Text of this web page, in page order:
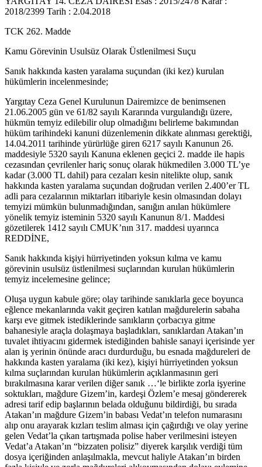
2018/2399 Tarih : 2.04.2018
TCK 262. Madde
Kamu Görevinin Usulsüz Olarak Üstlenilmesi Suçu
Sanık hakkında kasten yaralama suçundan (iki kez) kurulan
hükümlerin incelenmesinde;
Yargıtay Ceza Genel Kurulunun Dairemizce de benimsenen
21.06.2005 gün ve 61/82 sayılı Kararında vurgulandığı üzere,
hükmün temyiz edilebilir olup olmadığını belirleme bakımından
hüküm tarihindeki kanuni düzenlemenin dikkate alınması gerektiği,
14.04.2011 tarihinde yürürlüğe giren 6217 sayılı Kanunun 26.
maddesiyle 5320 sayılı Kanuna eklenen geçici 2. madde ile hapis
cezasından çevrilenler hariç sonuç olarak hükmedilen 3.000 TL’ye
kadar (3.000 TL dahil) para cezaları kesin nitelikte olup, sanık
hakkında kasten yaralama suçundan doğrudan verilen 2.400’er TL
adli para cezalarının miktarları itibariyle kesin olmasından dolayı
temyizi mümkün bulunmadığından, sanığın anılan hükümlere
yönelik temyiz isteminin 5320 sayılı Kanunun 8/1. Maddesi
gözetilerek 1412 sayılı CMUK’nın 317. maddesi uyarınca
REDDİNE,
Sanık hakkında kişiyi hürriyetinden yoksun kılma ve kamu
görevinin usulsüz üstlenilmesi suçlarından kurulan hükümlerin
temyiz incelemesine gelince;
Oluşa uygun kabule göre; olay tarihinde sanıklarla gece boyunca
eğlence mekanlarında vakit geçiren katılan mağdurelerin sabaha
karşı eve gitmek istediklerinde sanıkların çorbacıya gitme
bahanesiyle araçla dolaşmaya başladıkları, sanıklardan Atakan’ın
tuvalet ihtiyacını gidermek istediğinden bahisle sanayi içerisinde yer
alan iş yerinin önünde aracı durdurduğu, bu esnada mağdureleri de
hakkında kasten yaralama (iki kez), kişiyi hürriyetinden yoksun
kılma suçlarından kurulan hükümlerin açıklanmasının geri
bırakılmasına karar verilen diğer sanık …‘le birlikte zorla işyerine
soktukları, mağdure Gizem’in, kardeşi Özlem’e mesaj göndererek
adresi tarif edip başlarının belada olduğunu bildirdiği, bu sırada
Atakan’ın mağdure Gizem’in babası Vedat’ın telefon numarasını
alıp onu arayarak kızları teslim alması için çağırdığı ve olay yerine
gelen Vedat’la çıkan tartışmada polise haber verilmesini isteyen
Vedat’a Atakan’ın “bizzaten polisiz” diyerek karşılık verdiği tüm
dosya içeriğinden anlaşılmakla, mevcut haliyle Atakan’ın birden